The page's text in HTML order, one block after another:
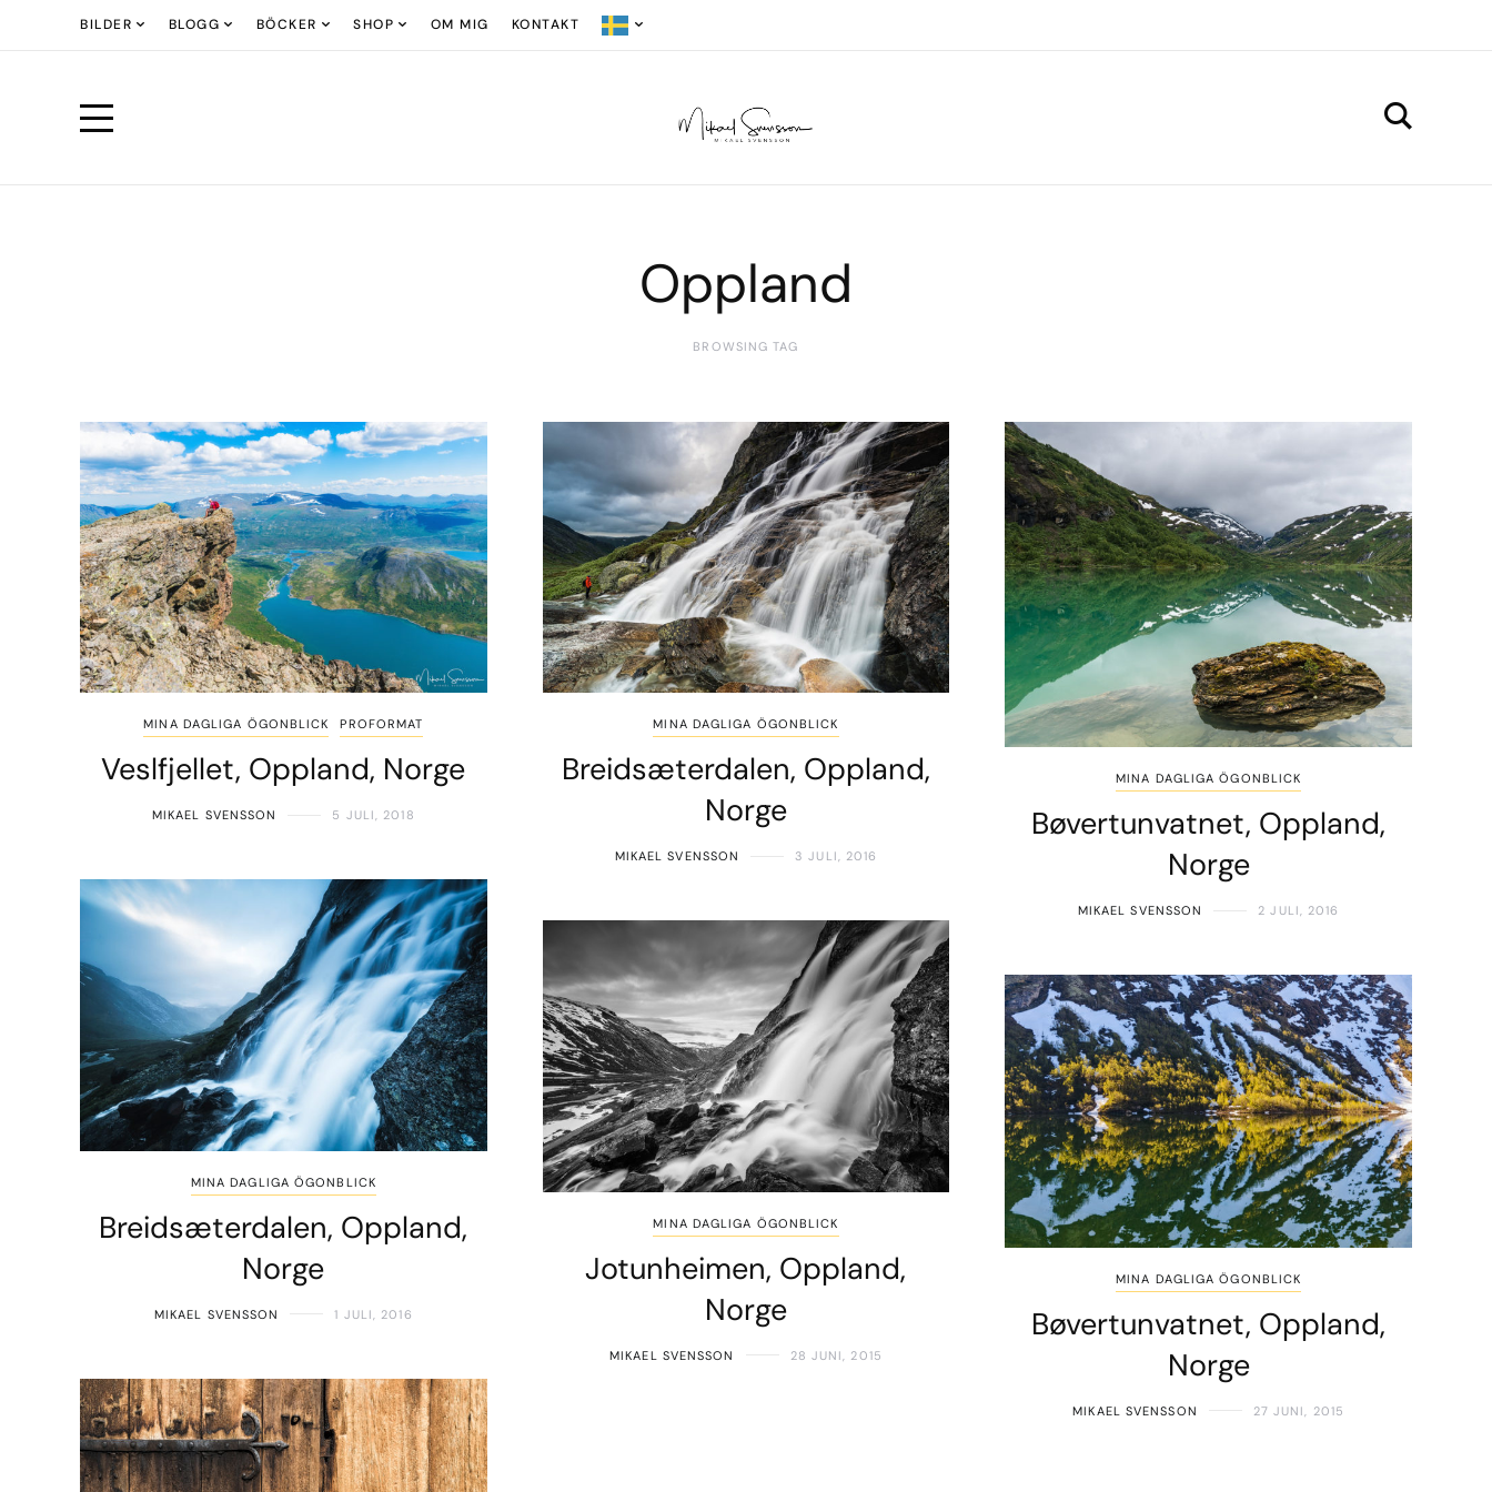
BILDER BLOGG BÖCKER SHOP OM MIG KONTAKT
Oppland
BROWSING TAG
MINA DAGLIGA ÖGONBLICK PROFORMAT
Veslfjellet, Oppland, Norge
MIKAEL SVENSSON 5 JULI, 2018
MINA DAGLIGA ÖGONBLICK
Breidsæterdalen, Oppland,
Norge
MIKAEL SVENSSON 3 JULI, 2016
MINA DAGLIGA ÖGONBLICK
Bøvertunvatnet, Oppland,
Norge
MIKAEL SVENSSON 2 JULI, 2016
MINA DAGLIGA ÖGONBLICK
Breidsæterdalen, Oppland,
Norge
MIKAEL SVENSSON 1 JULI, 2016
MINA DAGLIGA ÖGONBLICK
Jotunheimen, Oppland,
Norge
MIKAEL SVENSSON 28 JUNI, 2015
MINA DAGLIGA ÖGONBLICK
Bøvertunvatnet, Oppland,
Norge
MIKAEL SVENSSON 27 JUNI, 2015